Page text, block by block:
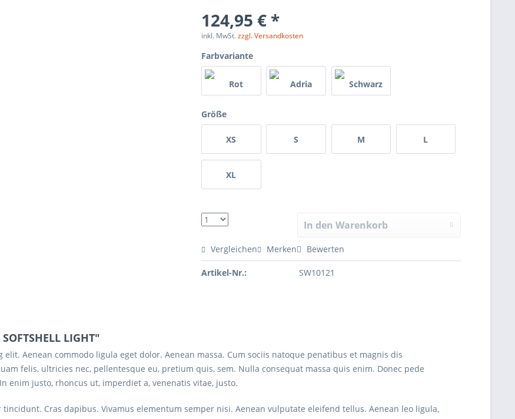
124,95 € *
inkl. MwSt.zzgl. Versandkosten
Farbvariante
Größe
XS S M L
XL
In den Warenkorb
Vergleichen Merken Bewerten
Artikel-Nr.: SW10121
LIGHT"
Aenean commodo ligula eget dolor. Aenean massa. Cum sociis natoque penatibus et magnis dis
felis, ultricies nec, pellentesque eu, pretium quis, sem. Nulla consequat massa quis enim. Donec pede
enim justo, rhoncus ut, imperdiet a, venenatis vitae, justo.
Cras dapibus. Vivamus elementum semper nisi. Aenean vulputate eleifend tellus. Aenean leo ligula,